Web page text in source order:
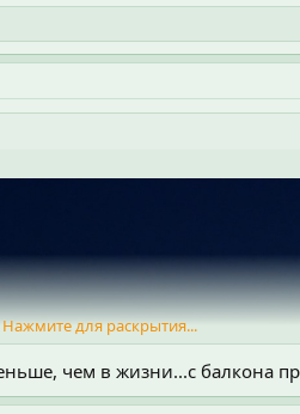
Нажмите для раскрытия...
чем в жизни...с балкона